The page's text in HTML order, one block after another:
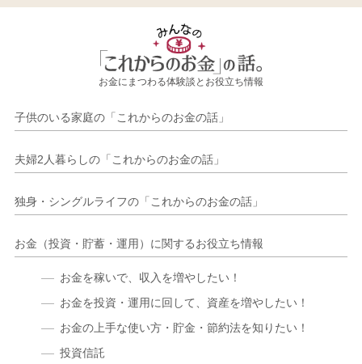
お金にまつわる体験談とお役立ち情報
子供のいる家庭の「これからのお金の話」
夫婦2人暮らしの「これからのお金の話」
独身・シングルライフの「これからのお金の話」
お金（投資・貯蓄・運用）に関するお役立ち情報
お金を稼いで、収入を増やしたい！
お金を投資・運用に回して、資産を増やしたい！
お金の上手な使い方・貯金・節約法を知りたい！
投資信託